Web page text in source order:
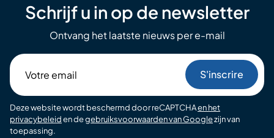
Schrijf u in op de newsletter
Ontvang het laatste nieuws per e-mail
email
Deze website wordt beschermd door reCAPTCHAen het
privacybeleiden degebruiksvoorwaarden van Googlezijn van
toepassing.